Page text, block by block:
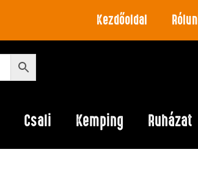
Kezdőoldal
Csali Kemping Ruházat